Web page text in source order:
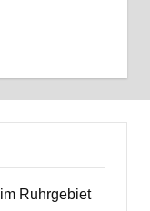
Ruhrgebiet